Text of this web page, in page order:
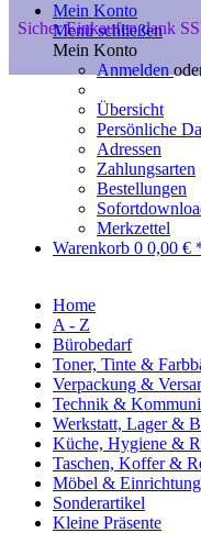
Sicher Einkaufen dank
Mein Konto
Menü schließen
Mein Konto
Anmelden
Übersicht
Persönliche
Adressen
Zahlungsarten
Bestellungen
Merkzettel
Warenkorb 0 0,00 €
Home
A - Z
Bürobedarf
Toner, Tinte &
Verpackung &
Technik &
Werkstatt, Lager &
Küche, Hygiene &
Taschen, Koffer &
Möbel & Einrichtung
Sonderartikel
Kleine Präsente